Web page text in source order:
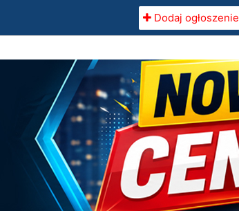
Dodaj ogłoszenie